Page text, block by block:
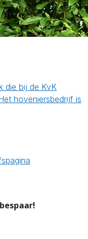
die bij de KvK
hoveniersbedrijf is